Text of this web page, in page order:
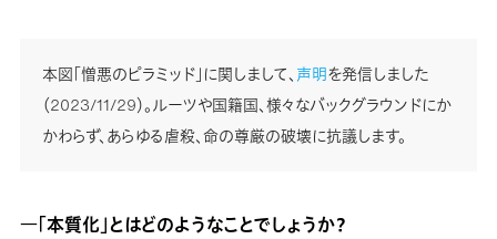
本図「憎悪のピラミッド」に関しまして、 声明を発信しました
（2023/11/29）。ルーツや国籍国、様々なバックグラウンドにか
かわらず、あらゆる虐殺、命の尊厳の破壊に抗議します。
―「本質化」とはどのようなことでしょうか？